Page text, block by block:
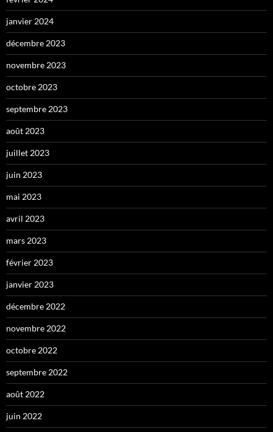
janvier 2024
décembre 2023
novembre 2023
octobre 2023
septembre 2023
août 2023
juillet 2023
juin 2023
mai 2023
avril 2023
mars 2023
février 2023
janvier 2023
décembre 2022
novembre 2022
octobre 2022
septembre 2022
août 2022
juin 2022